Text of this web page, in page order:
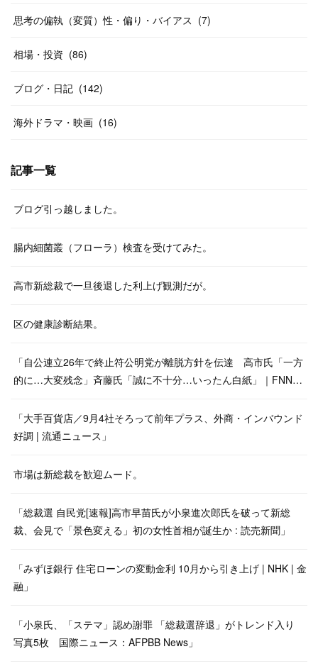
思考の偏執（変質）性・偏り・バイアス (7)
相場・投資 (86)
ブログ・日記 (142)
海外ドラマ・映画 (16)
記事一覧
ブログ引っ越しました。
腸内細菌叢（フローラ）検査を受けてみた。
高市新総裁で一旦後退した利上げ観測だが。
区の健康診断結果。
「自公連立26年で終止符公明党が離脱方針を伝達 高市氏「一方
的に…大変残念」斉藤氏「誠に不十分…いったん白紙」｜FNN…
「大手百貨店／9月4社そろって前年プラス、外商・インバウンド
好調 | 流通ニュース」
市場は新総裁を歓迎ムード。
「総裁選 自民党[速報]高市早苗氏が小泉進次郎氏を破って新総
裁、会見で「景色変える」初の女性首相が誕生か : 読売新聞」
「みずほ銀行 住宅ローンの変動金利 10月から引き上げ | NHK | 金
融」
「小泉氏、「ステマ」認め謝罪 「総裁選辞退」がトレンド入り
写真5枚 国際ニュース：AFPBB News」